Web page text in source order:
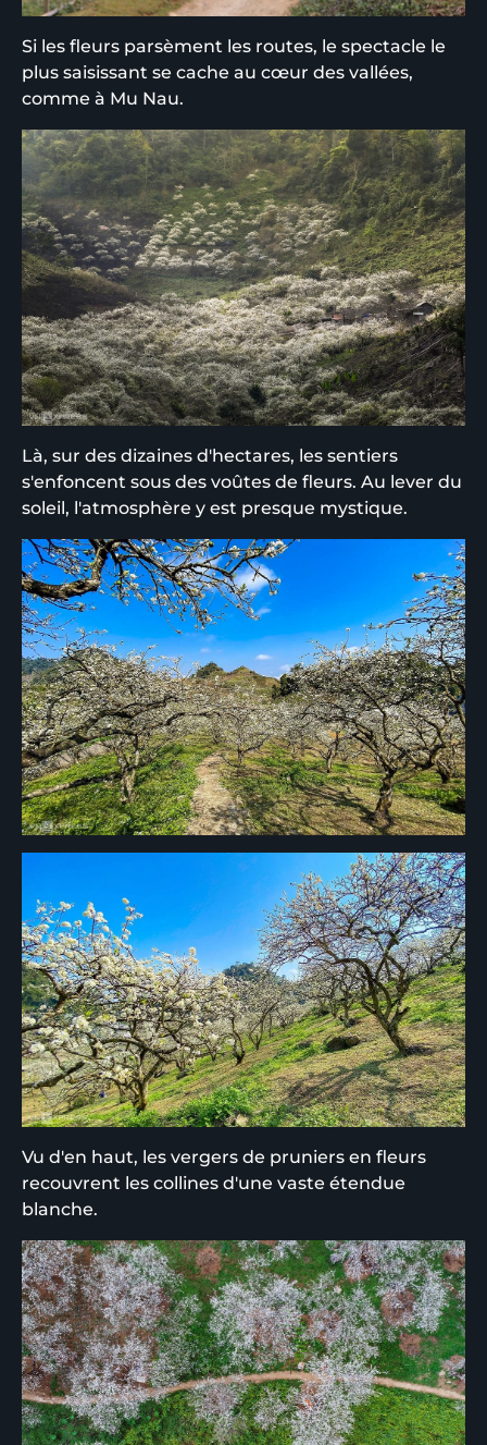
Si les fleurs parsèment les routes, le spectacle le
plus saisissant se cache au cœur des vallées,
comme à Mu Nau.
Là, sur des dizaines d'hectares, les sentiers
s'enfoncent sous des voûtes de fleurs. Au lever du
soleil, l'atmosphère y est presque mystique.
Vu d'en haut, les vergers de pruniers en fleurs
recouvrent les collines d'une vaste étendue
blanche.